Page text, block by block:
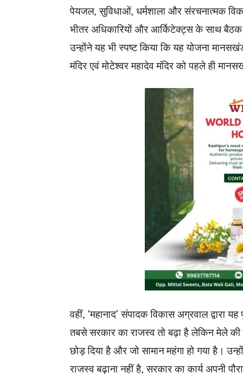
पेयजल, सुविधाओं, धर्मशाला और संरचनात्मक
भीतर अधिकारियों और आर्किटेक्ट्स के साथ
उन्होंने यह भी स्पष्ट किया कि यह योजना
मंदिर एवं मोटेश्वर महादेव मंदिर को पहले ही
वहीं, ‘महानाद’ संपादक विकास अग्रवाल
तबसे सरकार का राजस्व तो बढ़ा है लेकिन मेले
छोड़ दिया है और जो सामान महंगा हो गया है।
राजस्व बढ़ाना नहीं है, सरकार का कार्य अपनी